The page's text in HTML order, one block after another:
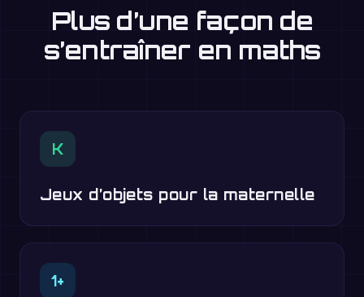
Plus d’une façon de
s’entraîner en maths
K
Jeux d’objets pour la maternelle
1+